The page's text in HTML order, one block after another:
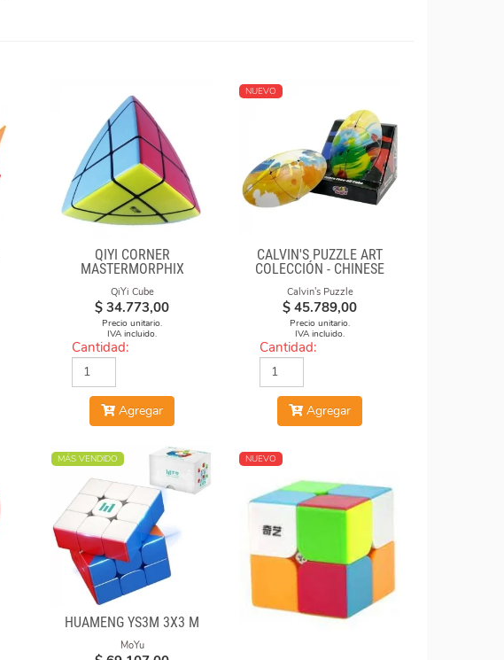
QIYI CORNER
MASTERMORPHIX
QiYi Cube
$ 34.773,00
Precio unitario.
IVA incluido.
Cantidad:
Agregar
NUEVO
CALVIN'S PUZZLE ART
COLECCIÓN - CHINESE
OPERA FACE-OFF CUBE
(GRAFFITI CAMO)
Calvin's Puzzle
$ 45.789,00
Precio unitario.
IVA incluido.
Cantidad:
Agregar
MÁS VENDIDO
HUAMENG YS3M 3X3 M
MoYu
NUEVO